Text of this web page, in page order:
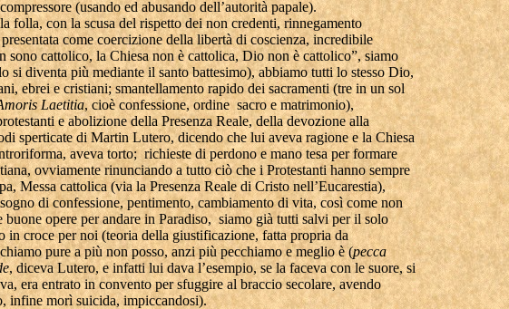
(usando ed abusando dell’autorità papale).
folla, con la scusa del rispetto dei non credenti, rinnegamento
come coercizione della libertà di coscienza, incredibile
sono cattolico, la Chiesa non è cattolica, Dio non è cattolico”, siamo
si diventa più mediante il santo battesimo), abbiamo tutti lo stesso Dio,
ebrei e cristiani; smantellamento rapido dei sacramenti (tre in un sol
Laetitia, cioè confessione, ordine sacro e matrimonio),
e abolizione della Presenza Reale, della devozione alla
sperticate di Martin Lutero, dicendo che lui aveva ragione e la Chiesa
aveva torto; richieste di perdono e mano tesa per formare
ovviamente rinunciando a tutto ciò che i Protestanti hanno sempre
Messa cattolica (via la Presenza Reale di Cristo nell’Eucarestia),
di confessione, pentimento, cambiamento di vita, così come non
buone opere per andare in Paradiso, siamo già tutti salvi per il solo
in croce per noi (teoria della giustificazione, fatta propria da
pure a più non posso, anzi più pecchiamo e meglio è (pecca
, diceva Lutero, e infatti lui dava l’esempio, se la faceva con le suore, si
era entrato in convento per sfuggire al braccio secolare, avendo
infine morì suicida, impiccandosi).